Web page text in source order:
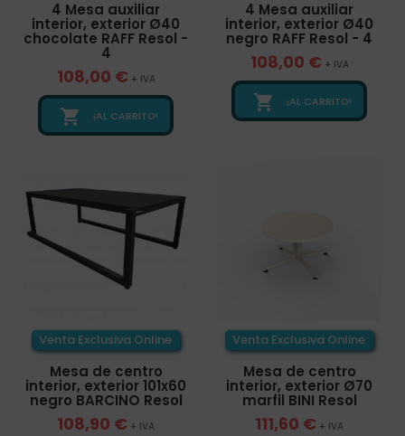
4 Mesa auxiliar
interior, exterior Ø40
chocolate RAFF Resol -
4
108,00 € + IVA
 ¡AL CARRITO!
4 Mesa auxiliar
interior, exterior Ø40
negro RAFF Resol - 4
108,00 € + IVA
 ¡AL CARRITO!
Venta Exclusiva Online
Mesa de centro
interior, exterior 101x60
negro BARCINO Resol
108,90 € + IVA
Venta Exclusiva Online
Mesa de centro
interior, exterior Ø70
marfil BINI Resol
111,60 € + IVA